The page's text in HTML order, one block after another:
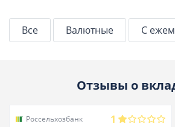
Все Валютные С
Отзывы о
Россельхозбанк 1